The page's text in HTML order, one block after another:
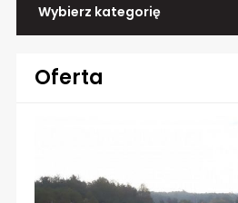
Wybierz kategorię
Oferta
Oferta